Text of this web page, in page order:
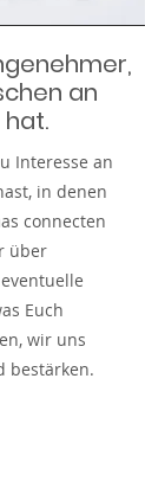
an
Interesse an
in denen
connecten
über
Euch
wir uns
bestärken.